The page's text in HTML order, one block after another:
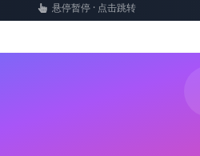
悬停暂停 · 点击跳转